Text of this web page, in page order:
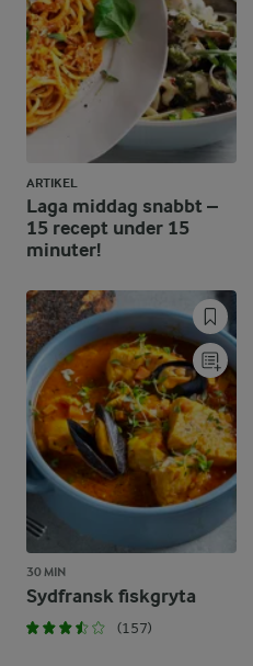
ARTIKEL
Laga middag snabbt –
15 recept under 15
minuter!
30 MIN
Sydfransk fiskgryta
(157)